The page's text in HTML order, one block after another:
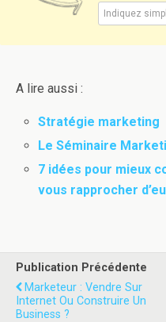
A lire aussi :
Stratégie marketing
Le Séminaire
7 idées pour mieux
vous rapprocher
Publication Précédente
Marketeur : Vendre Sur
Internet Ou Construire Un
Business ?